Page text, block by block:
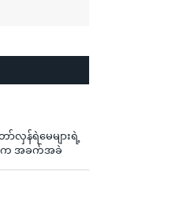
လှန်ရဲမေများရဲ့
အခက်အခဲ